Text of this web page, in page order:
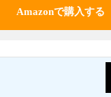
Amazonで購入する